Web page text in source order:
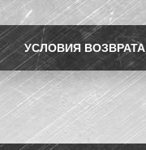
УСЛОВИЯ ВОЗВРАТА